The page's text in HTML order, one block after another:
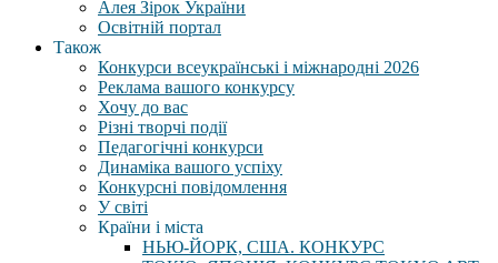
Алея Зірок України
Освітній портал
Також
Конкурси всеукраїнські і міжнародні 2026
Реклама вашого конкурсу
Хочу до вас
Різні творчі події
Педагогічні конкурси
Динаміка вашого успіху
Конкурсні повідомлення
У світі
Країни і міста
НЬЮ-ЙОРК, США. КОНКУРС